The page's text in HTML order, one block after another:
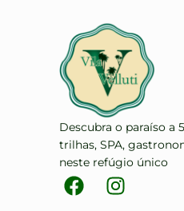
Descubra o paraíso a
trilhas, SPA,
neste refúgio único